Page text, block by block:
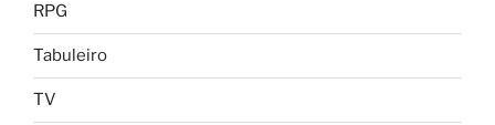
RPG
Tabuleiro
TV